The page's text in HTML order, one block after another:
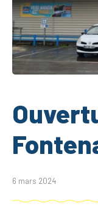
6 mars 2024